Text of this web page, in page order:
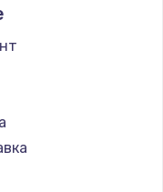
Nubia
Rover
Acer
HP
Poco
HTC